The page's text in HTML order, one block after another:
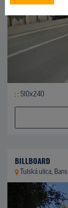
510x240
BILLBOARD
Tulská ulica,